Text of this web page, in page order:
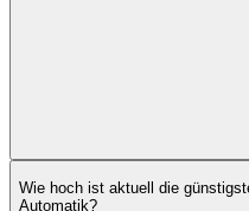
Wie hoch ist aktuell die
Automatik?